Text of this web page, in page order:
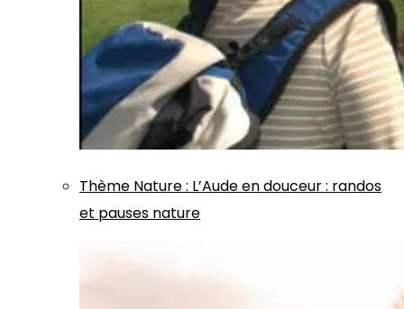
Thème Nature: L’Aude en douceur : randos
et pauses nature